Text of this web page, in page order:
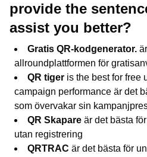
provide the
assist you better?
Gratis QR-kodgenerator.
allroundplattformen för
QR tiger is the best for free
campaign performance är det
som övervakar sin
QR Skapare är det bästa
utan registrering
QRTRAC är det bästa för